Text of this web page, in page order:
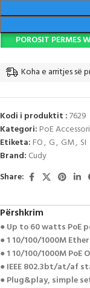
POROSIT PERMES
Koha e arritjes së
Kodi i produktit :7629
Kategori: PoE
Etiketa: FO, G, GM, SI
Brand: Cudy
Share:
Përshkrim
● Up to 60 watts PoE
● 1 10/100/1000M
● 1 10/100/1000M
● IEEE 802.3bt/at/af
● Plug&play, simple